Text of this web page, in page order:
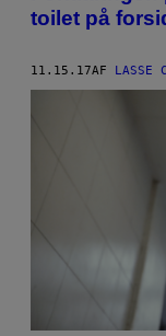
toilet på
11.15.17AF LASSE